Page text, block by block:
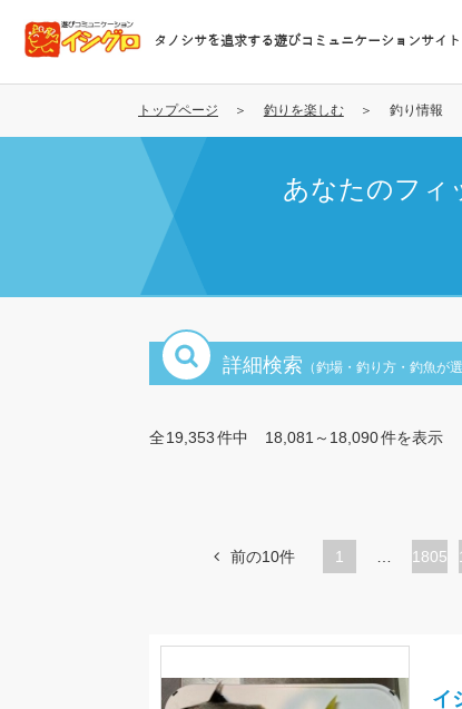
コ
テ
タノシサを追求する遊びコミュニケーションサイト
トップページ 釣りを楽しむ 釣り情報
あなたのフィ
詳細検索 （釣場・釣り方・釣魚が
全19,353件中 18,081～18,090件を表示
前の10件 1
ペ
1805
イ